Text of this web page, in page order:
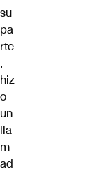
su
pa
rte
,
hiz
o
un
lla
m
ad